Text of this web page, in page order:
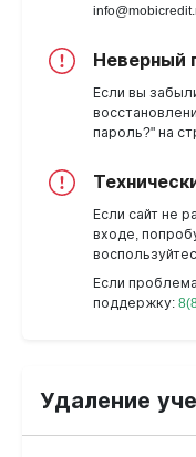
Неверный
Если вы
пароль?" на
Если сайт не
входе,
Если
поддержку:
Удаление